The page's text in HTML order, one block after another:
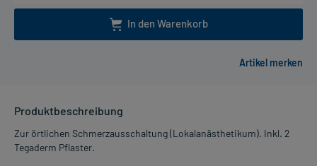
In den Warenkorb
Produktbeschreibung
Zur örtlichen Schmerzausschaltung (Lokalanästhetikum). Inkl. 2
Tegaderm Pflaster.